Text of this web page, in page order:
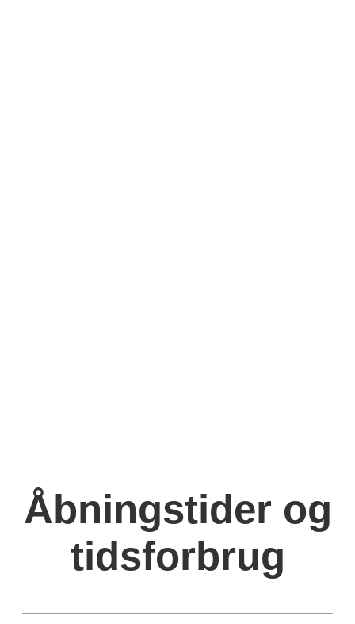
Åbningstider og
tidsforbrug